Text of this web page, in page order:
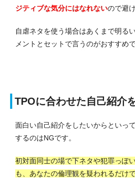
ジティブな気分にはなれないので避
自虐ネタを使う場合はあくまで明る
メントとセットで言うのがおすすめで
TPOに合わせた自己紹介
面白い自己紹介をしたいからといっ
するのはNGです。
初対面同士の場で下ネタや犯罪っぽ
も、あなたの倫理観を疑われるだけ